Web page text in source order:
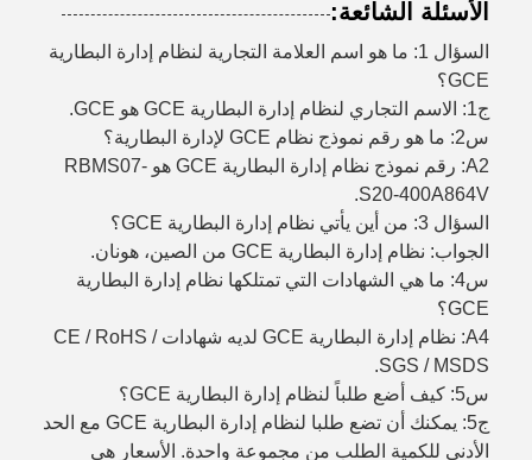
الأسئلة الشائعة:
السؤال 1: ما هو اسم العلامة التجارية لنظام إدارة البطارية
GCE؟
ج1: الاسم التجاري لنظام إدارة البطارية GCE هو GCE.
س2: ما هو رقم نموذج نظام GCE لإدارة البطارية؟
A2: رقم نموذج نظام إدارة البطارية GCE هو RBMS07-
S20-400A864V.
السؤال 3: من أين يأتي نظام إدارة البطارية GCE؟
الجواب: نظام إدارة البطارية GCE من الصين، هونان.
س4: ما هي الشهادات التي تمتلكها نظام إدارة البطارية
GCE؟
A4: نظام إدارة البطارية GCE لديه شهادات CE / RoHS /
SGS / MSDS.
س5: كيف أضع طلباً لنظام إدارة البطارية GCE؟
ج5: يمكنك أن تضع طلبا لنظام إدارة البطارية GCE مع الحد
الأدنى للكمية الطلب من مجموعة واحدة. الأسعار هي